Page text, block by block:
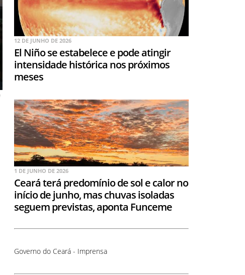
12 DE JUNHO DE 2026
El Niño se estabelece e pode atingir
intensidade histórica nos próximos
meses
1 DE JUNHO DE 2026
Ceará terá predomínio de sol e calor no
início de junho, mas chuvas isoladas
seguem previstas, aponta Funceme
Governo do Ceará - Imprensa